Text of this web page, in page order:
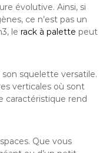
évolutive. Ainsi, si
ce n’est pas un
le rack à palette peut
squelette versatile.
verticales où sont
caractéristique rend
Que vous